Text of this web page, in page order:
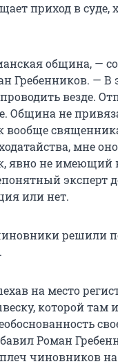
приход в суде,
община, —
Гребенников. — В
везде.
Община не
вообще
мне
явно не
эксперт
или нет.
решили
на место
которой там
Роман
чиновников